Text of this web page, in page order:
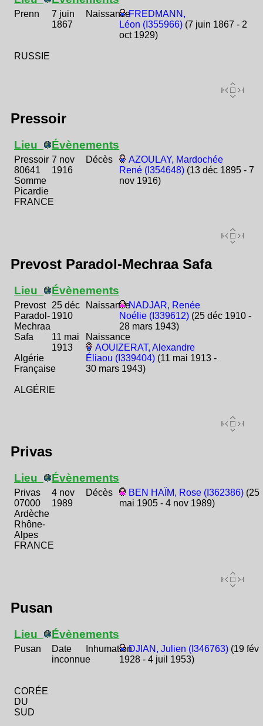
Prenn
RUSSIE
7 juin
1867
NaissanceFREDMANN,
Léon (I355966) (7 juin 1867 - 2
oct 1929)
Pressoir
Lieu
Pressoir
80641
Somme
Picardie
FRANCE
Évènements
7 nov
1916
Décès
AZOULAY, Mardochée
René (I354648) (13 déc 1895 - 7
nov 1916)
Prevost Paradol-Mechraa Safa
Lieu
Prevost
Paradol-
Mechraa
Safa
Algérie
Française
ALGÉRIE
Évènements
25 déc
1910
NaissanceNADJAR, Renée
Noélie (I339612) (25 déc 1910 -
28 mars 1943)
11 mai
1913
Naissance
AOUIZERAT, Alexandre
Éliaou (I339404)(11 mai 1913 -
30 mars 1943)
Privas
Lieu
Privas
07000
Ardèche
Rhône-
Alpes
FRANCE
Évènements
4 nov
1989
Décès BEN HAÏM, Rose (I362386) (25
mai 1905 - 4 nov 1989)
Pusan
Lieu
Pusan
CORÉE
DU
SUD
Évènements
Date
inconnue
InhumationDJIAN, Julien (I346763) (19 fév
1928 - 4 juil 1953)